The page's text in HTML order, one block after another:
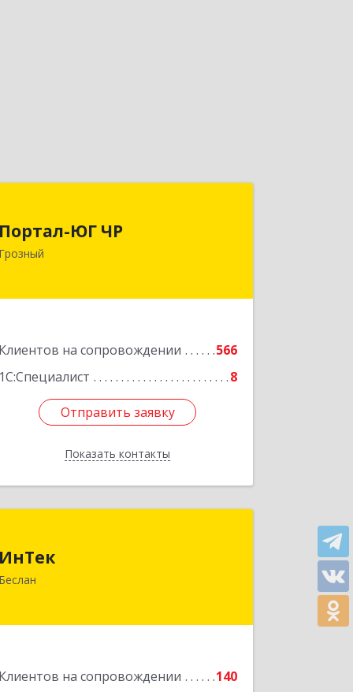
Портал-ЮГ ЧР
Грозный
Клиентов на сопровождении
566
1С:Специалист
8
Отправить заявку
Показать контакты
364906, Чеченская Респ, Грозный г,
Подробнее
Отправить заявку
Назад
ИнТек
Беслан
Клиентов на сопровождении
140